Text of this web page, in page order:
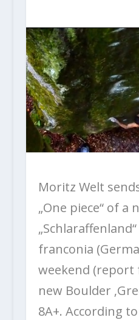
Moritz Welt
„One piece“ of a
franconia
weekend (report
new Boulder
8A+. According